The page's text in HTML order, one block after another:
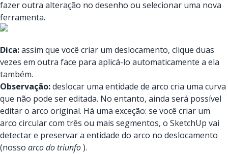
fazer outra alteração no desenho ou selecionar uma nova
ferramenta.
Dica:assim que você criar um deslocamento, clique duas
vezes em outra face para aplicá-lo automaticamente a ela
também.
Observação:deslocar uma entidade de arco cria uma curva
que não pode ser editada. No entanto, ainda será possível
editar o arco original. Há uma exceção: se você criar um
arco circular com três ou mais segmentos, o SketchUp vai
detectar e preservar a entidade do arco no deslocamento
(nosso arco do triunfo).